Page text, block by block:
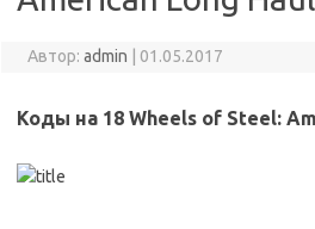
Автор: admin 01.05.2017
Коды на 18 Wheels of Steel: